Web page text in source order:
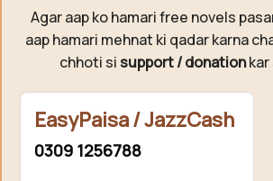
Agar aap ko hamari free novels
aap hamari mehnat ki qadar karna
chhoti si support / donationkar
EasyPaisa / JazzCash
0309 1256788